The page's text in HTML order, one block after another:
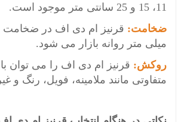
11، 15 و 25 سانتی متر موجود است.
ضخامت:
میلی متر روانه بازار می شود.
روکش: قرنیز ام دی اف را می توان
متفاوتی مانند ملامینه، فویل، رنگ و